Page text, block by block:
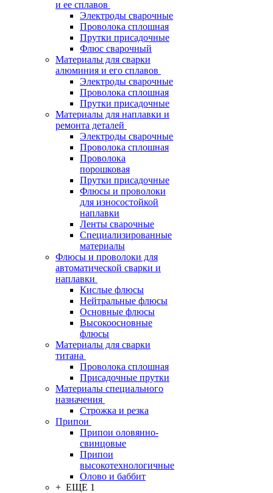
и ее сплавов
Электроды сварочные
Проволока сплошная
Прутки присадочные
Флюс сварочный
Материалы для сварки
алюминия и его сплавов
Электроды сварочные
Проволока сплошная
Прутки присадочные
Материалы для наплавки и
ремонта деталей
Электроды сварочные
Проволока сплошная
Проволока
порошковая
Прутки присадочные
Флюсы и проволоки
для износостойкой
наплавки
Ленты сварочные
Специализированные
материалы
Флюсы и проволоки для
автоматической сварки и
наплавки
Кислые флюсы
Нейтральные флюсы
Основные флюсы
Высокоосновные
флюсы
Материалы для сварки
титана
Проволока сплошная
Присадочные прутки
Материалы специального
назначения
Строжка и резка
Припои
Припои оловянно-
свинцовые
Припои
высокотехнологичные
Олово и баббит
+ ЕЩЕ 1